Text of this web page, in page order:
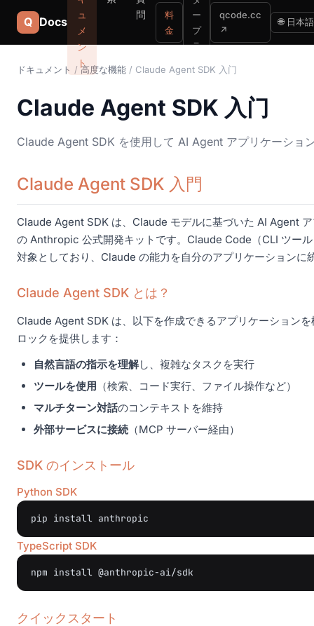
Q Docs
ュ
メ
ン
ト
問
料
金
ー
プ
ラ
ズ
qcode.cc
↗
🌐 日本語
ドキュメント / 高度な機能 / Claude Agent SDK 入门
Claude Agent SDK 入门
Claude Agent SDK を使用して AI Agent アプリケーショ
Claude Agent SDK 入門
Claude Agent SDK は、Claude モデルに基づいた AI Agent
の Anthropic 公式開発キットです。Claude Code（CLI ツー
対象としており、Claude の能力を自分のアプリケーションに
Claude Agent SDK とは？
Claude Agent SDK は、以下を作成できるアプリケーション
ロックを提供します：
自然言語の指示を理解し、複雑なタスクを実行
ツールを使用 （検索、コード実行、ファイル操作など）
マルチターン対話のコンテキストを維持
外部サービスに接続 （MCP サーバー経由）
SDK のインストール
Python SDK
pip install
TypeScript SDK
npm install
クイックスタート